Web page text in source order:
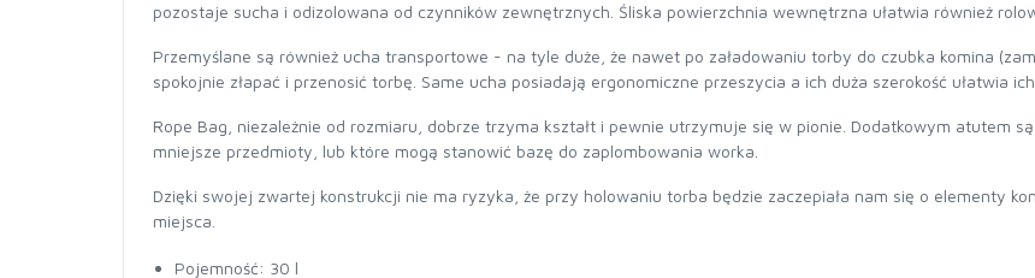
pozostaje sucha i odizolowana od czynników zewnętrznych. Śliska powierzchnia wewnętrzna ułatwia również
Przemyślane są również ucha transportowe - na tyle duże, że nawet po załadowaniu torby do czubka komina
spokojnie złapać i przenosić torbę. Same ucha posiadają ergonomiczne przeszycia a ich duża szerokość ułatwia
Rope Bag, niezależnie od rozmiaru, dobrze trzyma kształt i pewnie utrzymuje się w pionie. Dodatkowym atutem
mniejsze przedmioty, lub które mogą stanowić bazę do zaplombowania worka.
Dzięki swojej zwartej konstrukcji nie ma ryzyka, że przy holowaniu torba będzie zaczepiała nam się o elementy
miejsca.
Pojemność: 30 l